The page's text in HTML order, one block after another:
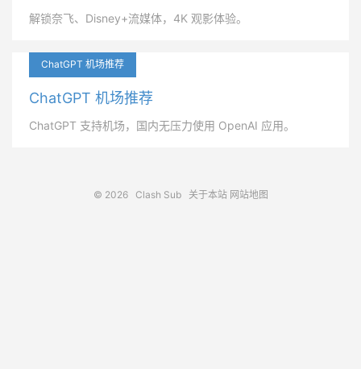
解锁奈飞、Disney+流媒体，4K 观影体验。
ChatGPT 机场推荐
ChatGPT 机场推荐
ChatGPT 支持机场，国内无压力使用 OpenAI 应用。
© 2026 Clash Sub 关于本站 网站地图